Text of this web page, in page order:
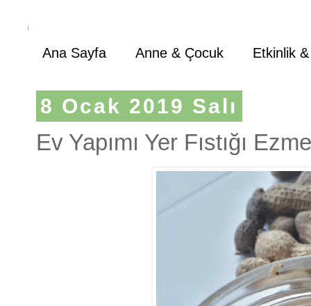
Ana Sayfa Anne & Çocuk Etkinlik
8 Ocak 2019 Salı
Ev Yapımı Yer Fıstığı